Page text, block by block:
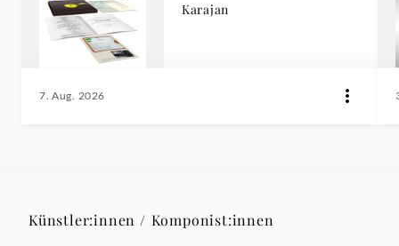
Karajan
7. Aug. 2026
Künstler:innen / Komponist:innen